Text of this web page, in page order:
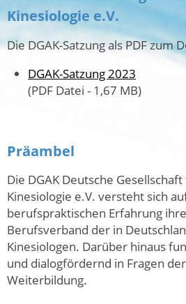
Kinesiologie e.V.
Die DGAK-Satzung als PDF zum
DGAK-Satzung 2023
(PDF Datei - 1,67 MB)
Präambel
Die DGAK Deutsche
Kinesiologie e.V. versteht sich
berufspraktischen Erfahrung
Berufsverband der in
Kinesiologen. Darüber hinaus
und dialogfördernd in Fragen
Weiterbildung.